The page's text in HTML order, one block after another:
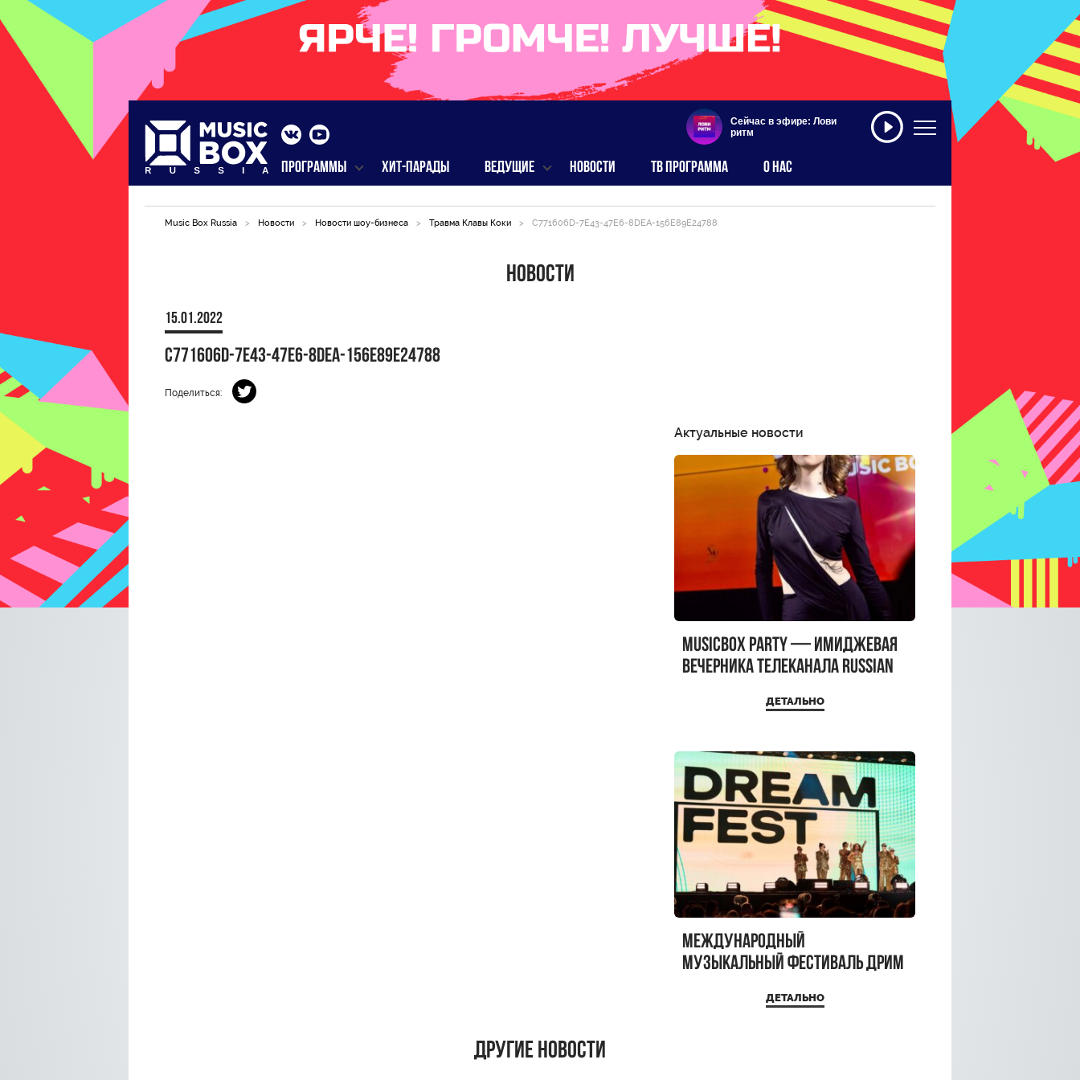
Сейчас в эфире: Лови
ритм
ПРОГРАММЫ ХИТ-ПАРАДЫ ВЕДУЩИЕ НОВОСТИ ТВ ПРОГРАММА О НАС
Music Box Russia > Новости > Новости шоу-бизнеса > Травма Клавы Коки > C771606D-7E43-47E6-8DEA-156E89E24788
Новости
15.01.2022
C771606D-7E43-47E6-8DEA-156E89E24788
Поделиться:
Актуальные новости
MUSICBOX PARTY — имиджевая
вечерника телеканала RUSSIAN
ДЕТАЛЬНО
Международный
музыкальный фестиваль ДРИМ
ДЕТАЛЬНО
Другие новости